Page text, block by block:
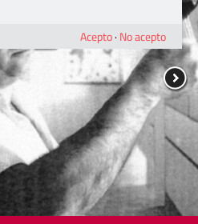
Acepto· No acepto